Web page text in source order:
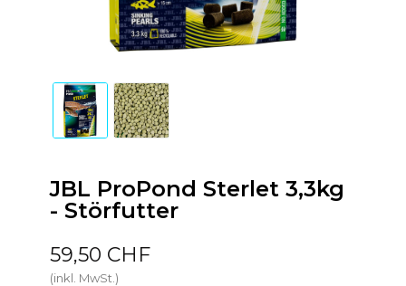
JBL ProPond Sterlet 3,3kg
- Störfutter
59,50 CHF
(inkl. MwSt.)